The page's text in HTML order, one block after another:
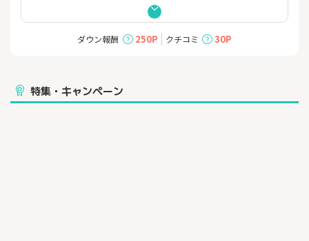
・自社の規模や事業状況に合ったサービスが知りたい
・様々なビジネスサービス・ツールを比較したい
◆ITトレンドの特徴◆
・20種類以上のカテゴリーからあなたの会社に合ったビジネスサ
・勤怠や有給など一人ずつ確認・管理するのが大変…
⇒勤怠管理システムの導入で人的ミスや管理工数を削減、勤怠管
ダウン報酬 250P クチコミ 30P
特集・キャンペーン